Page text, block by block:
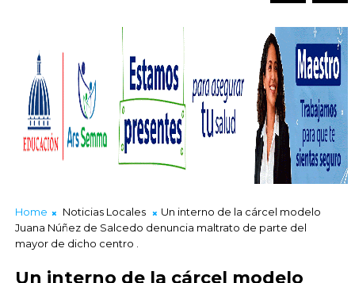
Home Noticias Locales
Un interno de la cárcel modelo
Juana Núñez de Salcedo denuncia maltrato de parte del
mayor de dicho centro .
Un interno de la cárcel modelo